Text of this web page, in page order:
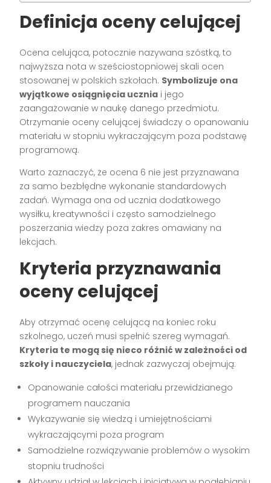
Definicja oceny celującej
Ocena celująca, potocznie nazywana szóstką, to
najwyższa nota w sześciostopniowej skali ocen
stosowanej w polskich szkołach. Symbolizuje ona
wyjątkowe osiągnięcia ucznia i jego
zaangażowanie w naukę danego przedmiotu.
Otrzymanie oceny celującej świadczy o opanowaniu
materiału w stopniu wykraczającym poza podstawę
programową.
Warto zaznaczyć, że ocena 6 nie jest przyznawana
za samo bezbłędne wykonanie standardowych
zadań. Wymaga ona od ucznia dodatkowego
wysiłku, kreatywności i często samodzielnego
poszerzania wiedzy poza zakres omawiany na
lekcjach.
Kryteria przyznawania
oceny celującej
Aby otrzymać ocenę celującą na koniec roku
szkolnego, uczeń musi spełnić szereg wymagań.
Kryteria te mogą się nieco różnić w zależności od
szkoły i nauczyciela, jednak zazwyczaj obejmują:
Opanowanie całości materiału przewidzianego
programem nauczania
Wykazywanie się wiedzą i umiejętnościami
wykraczającymi poza program
Samodzielne rozwiązywanie problemów o wysokim
stopniu trudności